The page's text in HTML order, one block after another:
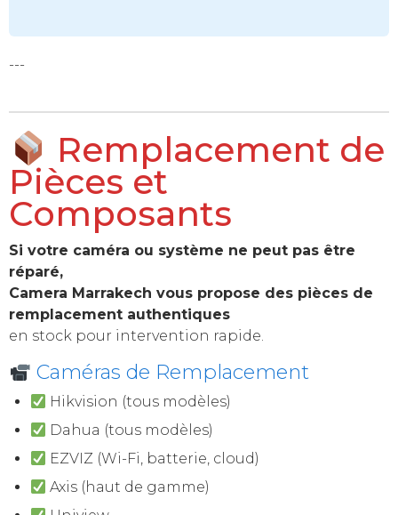
---
Remplacement de
Pièces et
Composants
Si votre caméra ou système ne peut pas être
réparé,
Camera Marrakech vous propose des pièces de
remplacement authentiques
en stock pour intervention rapide.
Caméras de Remplacement
Hikvision (tous modèles)
Dahua (tous modèles)
EZVIZ (Wi-Fi, batterie, cloud)
Axis (haut de gamme)